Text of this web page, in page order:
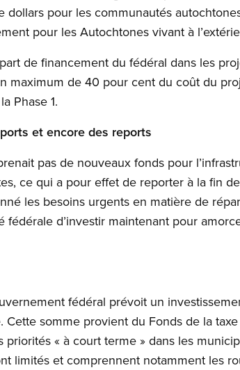
dollars pour les communautés
pour les Autochtones vivant à
de financement du fédéral dans les
maximum de 40 pour cent du coût du
Phase 1.
et encore des reports
pas de nouveaux fonds pour
ce qui a pour effet de reporter à la fin
les besoins urgents en matière de
fédérale d’investir maintenant pour
fédéral prévoit un
Cette somme provient du Fonds de la
« à court terme » dans les
limités et comprennent notamment les